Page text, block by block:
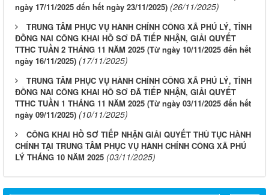
ngày 17/11/2025 đến hết ngày 23/11/2025) (26/11/2025)
TRUNG TÂM PHỤC VỤ HÀNH CHÍNH CÔNG XÃ PHÚ LÝ, TỈNH
ĐỒNG NAI CÔNG KHAI HỒ SƠ ĐÃ TIẾP NHẬN, GIẢI QUYẾT
TTHC TUẦN 2 THÁNG 11 NĂM 2025 (Từ ngày 10/11/2025 đến hết
ngày 16/11/2025) (17/11/2025)
TRUNG TÂM PHỤC VỤ HÀNH CHÍNH CÔNG XÃ PHÚ LÝ, TỈNH
ĐỒNG NAI CÔNG KHAI HỒ SƠ ĐÃ TIẾP NHẬN, GIẢI QUYẾT
TTHC TUẦN 1 THÁNG 11 NĂM 2025 (Từ ngày 03/11/2025 đến hết
ngày 09/11/2025) (10/11/2025)
CÔNG KHAI HỒ SƠ TIẾP NHẬN GIẢI QUYẾT THỦ TỤC HÀNH
CHÍNH TẠI TRUNG TÂM PHỤC VỤ HÀNH CHÍNH CÔNG XÃ PHÚ
LÝ THÁNG 10 NĂM 2025 (03/11/2025)